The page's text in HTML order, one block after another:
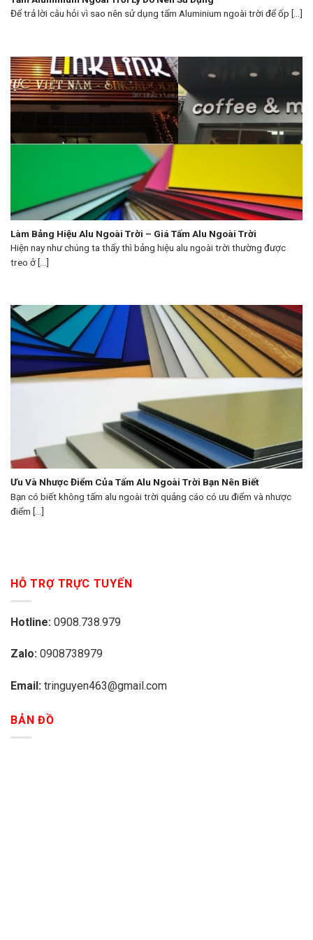
Để trả lời câu hỏi vì sao nên sử dụng tấm Aluminium ngoài trời để ốp [...]
Làm Bảng Hiệu Alu Ngoài Trời – Giá Tấm Alu Ngoài Trời
Hiện nay như chúng ta thấy thì bảng hiệu alu ngoài trời thường được
treo ở [...]
Ưu Và Nhược Điểm Của Tấm Alu Ngoài Trời Bạn Nên Biết
Bạn có biết không tấm alu ngoài trời quảng cáo có ưu điểm và nhược
điểm [...]
HỖ TRỢ TRỰC TUYẾN
Hotline: 0908.738.979
Zalo: 0908738979
Email: tringuyen463@gmail.com
BẢN ĐỒ